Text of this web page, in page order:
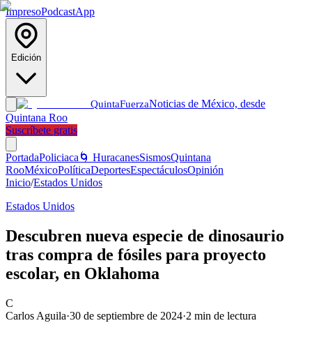
ImpresoPodcastApp
Edición
QuintaFuerzaNoticias de México, desde
Quintana Roo
Suscríbete gratis
PortadaPoliciaca 🌀 HuracanesSismosQuintana
RooMéxicoPolíticaDeportesEspectáculosOpinión
Inicio/Estados Unidos
Estados Unidos
Descubren nueva especie de dinosaurio
tras compra de fósiles para proyecto
escolar, en Oklahoma
C
Carlos Aguila·30 de septiembre de 2024·2 min de lectura